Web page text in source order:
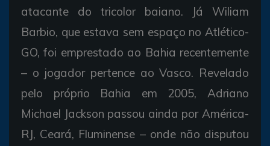
atacante do tricolor baiano. Já Wiliam
Barbio, que estava sem espaço no Atlético-
GO, foi emprestado ao Bahia recentemente
– o jogador pertence ao Vasco. Revelado
pelo próprio Bahia em 2005, Adriano
Michael Jackson passou ainda por América-
RJ, Ceará, Fluminense – onde não disputou